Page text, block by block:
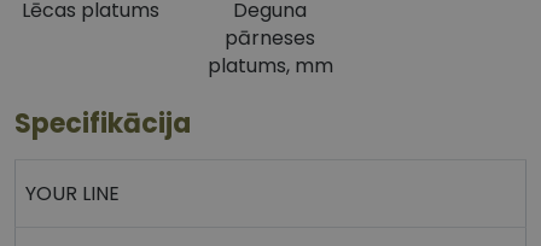
Lēcas platums
Deguna
pārneses
platums, mm
Specifikācija
YOUR LINE